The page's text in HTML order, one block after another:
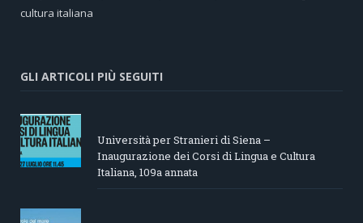
cultura italiana
GLI ARTICOLI PIÙ SEGUITI
Università per Stranieri di Siena –
Inaugurazione dei Corsi di Lingua e Cultura
Italiana, 109a annata